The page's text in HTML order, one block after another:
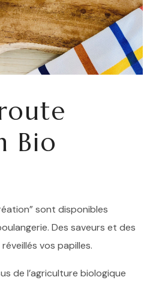
Bio
sont disponibles
Des saveurs et des
vos papilles.
de l’agriculture biologique